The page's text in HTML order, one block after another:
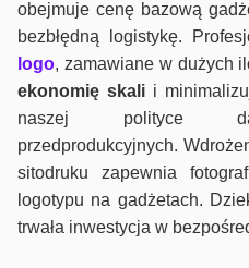
obejmuje cenę bazową
bezbłędną logistykę.
logo, zamawiane w dużych
ekonomię skalii
naszej polityce
przedprodukcyjnych.
sitodruku zapewnia
logotypu na gadżetach.
trwała inwestycja w